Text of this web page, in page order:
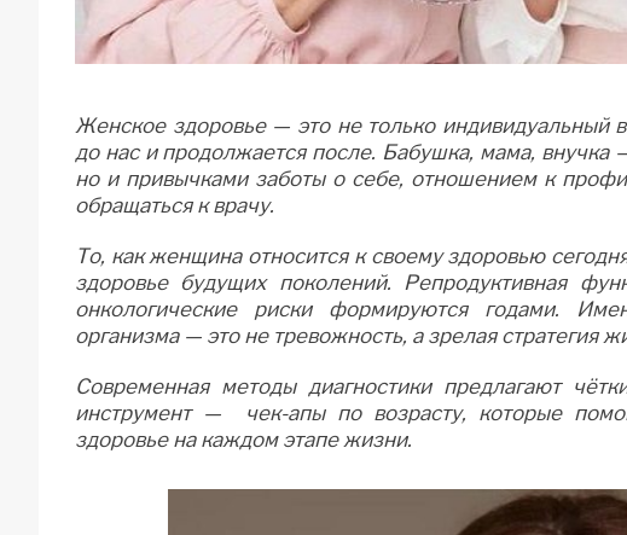
Женское здоровье — это не только индивидуальный
до нас и продолжается после. Бабушка, мама, внучка
но и привычками заботы о себе, отношением к
обращаться к врачу.
То, как женщина относится к своему здоровью
здоровье будущих поколений. Репродуктивная
онкологические риски формируются годами.
организма — это не тревожность, а зрелая стратегия
Современная методы диагностики предлагают
инструмент —
чек-апы по возрасту, которые
здоровье на каждом этапе жизни.